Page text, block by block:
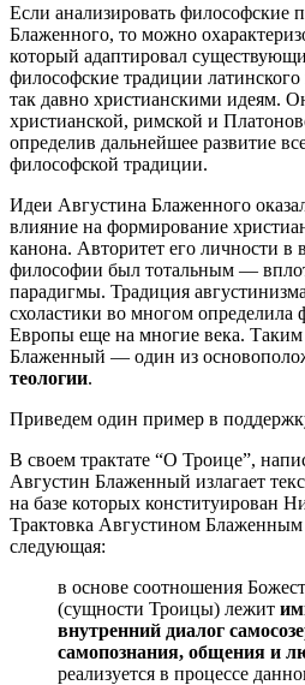
Если анализировать философские
Блаженного, то можно
который адаптировал
философские традиции
так давно христианскими идеям.
христианской, римской и
определив дальнейшее развитие
философской традиции.
Идеи Августина Блаженного
влияние на формирование
канона. Авторитет его личности в
философии был тотальным —
парадигмы. Традиция
схоластики во многом определила
Европы еще на многие века.
Блаженный — один из
теологии.
Приведем один пример в
В своем трактате “О Троице”,
Августин Блаженный излагает
на базе которых конституирован
Трактовка Августином
следующая:
в основе соотношения
(сущности Троицы) лежит
внутренний диалог
самопознания, общения и
реализуется в процессе